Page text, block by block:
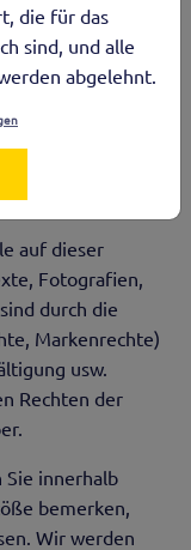
fremder
verweisen,
und
alle Inhalte und
entstehen,
auf dieser
Fotografien,
durch die
Markenrechte)
usw.
Rechten der
Sie innerhalb
bemerken,
Wir werden
die für das
sind, und alle
abgelehnt.